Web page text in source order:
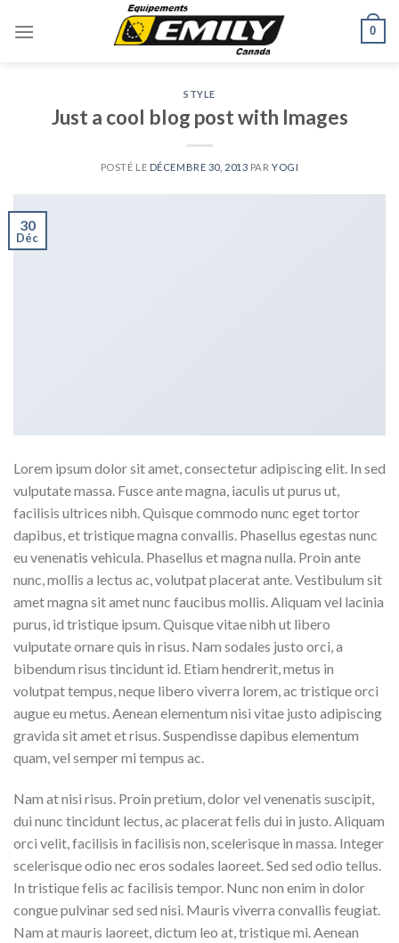
0
STYLE
Just a cool blog post with Images
POSTÉ LE DÉCEMBRE 30, 2013 PARYOGI
30
Déc
Lorem ipsum dolor sit amet, consectetur adipiscing elit. In sed
vulputate massa. Fusce ante magna, iaculis ut purus ut,
facilisis ultrices nibh. Quisque commodo nunc eget tortor
dapibus, et tristique magna convallis. Phasellus egestas nunc
eu venenatis vehicula. Phasellus et magna nulla. Proin ante
nunc, mollis a lectus ac, volutpat placerat ante. Vestibulum sit
amet magna sit amet nunc faucibus mollis. Aliquam vel lacinia
purus, id tristique ipsum. Quisque vitae nibh ut libero
vulputate ornare quis in risus. Nam sodales justo orci, a
bibendum risus tincidunt id. Etiam hendrerit, metus in
volutpat tempus, neque libero viverra lorem, ac tristique orci
augue eu metus. Aenean elementum nisi vitae justo adipiscing
gravida sit amet et risus. Suspendisse dapibus elementum
quam, vel semper mi tempus ac.
Nam at nisi risus. Proin pretium, dolor vel venenatis suscipit,
dui nunc tincidunt lectus, ac placerat felis dui in justo. Aliquam
orci velit, facilisis in facilisis non, scelerisque in massa. Integer
scelerisque odio nec eros sodales laoreet. Sed sed odio tellus.
In tristique felis ac facilisis tempor. Nunc non enim in dolor
congue pulvinar sed sed nisi. Mauris viverra convallis feugiat.
Nam at mauris laoreet, dictum leo at, tristique mi. Aenean